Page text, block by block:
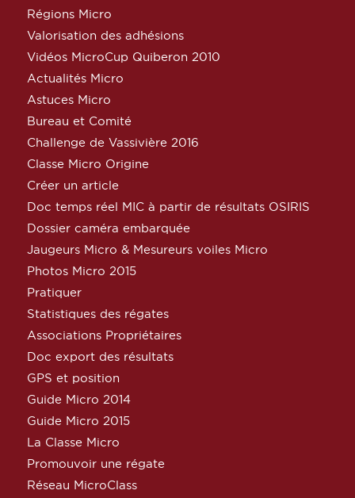
Régions Micro
Valorisation des adhésions
Vidéos MicroCup Quiberon 2010
Actualités Micro
Astuces Micro
Bureau et Comité
Challenge de Vassivière 2016
Classe Micro Origine
Créer un article
Doc temps réel MIC à partir de résultats OSIRIS
Dossier caméra embarquée
Jaugeurs Micro & Mesureurs voiles Micro
Photos Micro 2015
Pratiquer
Statistiques des régates
Associations Propriétaires
Doc export des résultats
GPS et position
Guide Micro 2014
Guide Micro 2015
La Classe Micro
Promouvoir une régate
Réseau MicroClass